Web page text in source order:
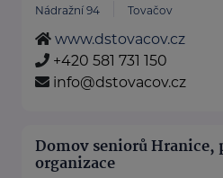
Nádražní 94 Tovačov
www.dstovacov.cz
+420 581 731 150
info@dstovacov.cz
Domov seniorů Hranice,
organizace